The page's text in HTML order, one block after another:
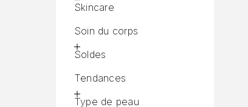
Skincare
Soin du corps
Soldes
Tendances
Type de peau